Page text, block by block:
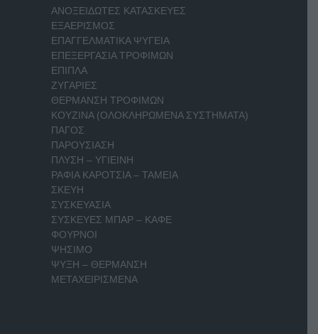
ΑΝΟΞΕΙΔΩΤΕΣ ΚΑΤΑΣΚΕΥΕΣ
ΕΞΑΕΡΙΣΜΟΣ
ΕΠΑΓΓΕΛΜΑΤΙΚΑ ΨΥΓΕΙΑ
ΕΠΕΞΕΡΓΑΣΙΑ ΤΡΟΦΙΜΩΝ
ΕΠΙΠΛΑ
ΖΥΓΑΡΙΕΣ
ΘΕΡΜΑΝΣΗ ΤΡΟΦΙΜΩΝ
ΚΟΥΖΙΝΑ (ΟΛΟΚΛΗΡΩΜΕΝΑ ΣΥΣΤΗΜΑΤΑ)
ΠΑΓΟΣ
ΠΑΡΟΥΣΙΑΣΗ
ΠΛΥΣΗ – ΥΓΙΕΙΝΗ
ΡΑΦΙΑ ΚΑΡΟΤΣΙΑ – ΤΑΜΕΙΑ
ΣΚΕΥΗ
ΣΥΣΚΕΥΑΣΙΑ
ΣΥΣΚΕΥΕΣ ΜΠΑΡ – ΚΑΦΕ
ΦΟΥΡΝΟΙ
ΨΗΣΙΜΟ
ΨΥΞΗ – ΘΕΡΜΑΝΣΗ
ΜΕΤΑΧΕΙΡΙΣΜΕΝΑ